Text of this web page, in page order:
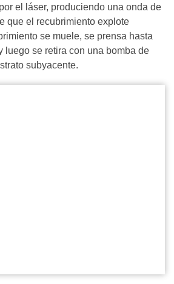
el láser, produciendo una onda de
que el recubrimiento explote
se muele, se prensa hasta
luego se retira con una bomba de
subyacente.